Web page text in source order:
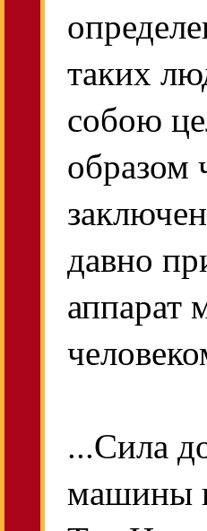
таких
собою
образом
давно
аппарат
...Сила
машины